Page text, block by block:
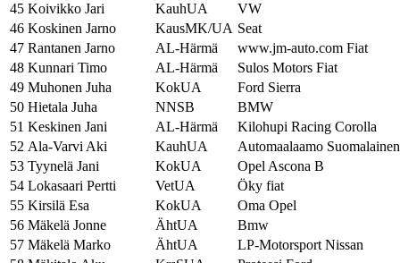
45 Koivikko Jari KauhUA
VW
46 Koskinen Jarno KausMK/UA Seat
47 Rantanen Jarno AL-Härmä
www.jm-auto.com Fiat
48 Kunnari Timo AL-Härmä
Sulos Motors Fiat
49 Muhonen Juha KokUA
Ford Sierra
50 Hietala Juha NNSB
BMW
51 Keskinen Jani AL-Härmä
Kilohupi Racing Corolla
52 Ala-Varvi Aki KauhUA
Automaalaamo
53 Tyynelä Jani KokUA
Opel Ascona B
54 Lokasaari Pertti VetUA
Öky fiat
55 Kirsilä Esa KokUA
Oma Opel
56 Mäkelä Jonne ÄhtUA
Bmw
57 Mäkelä Marko ÄhtUA
LP-Motorsport Nissan